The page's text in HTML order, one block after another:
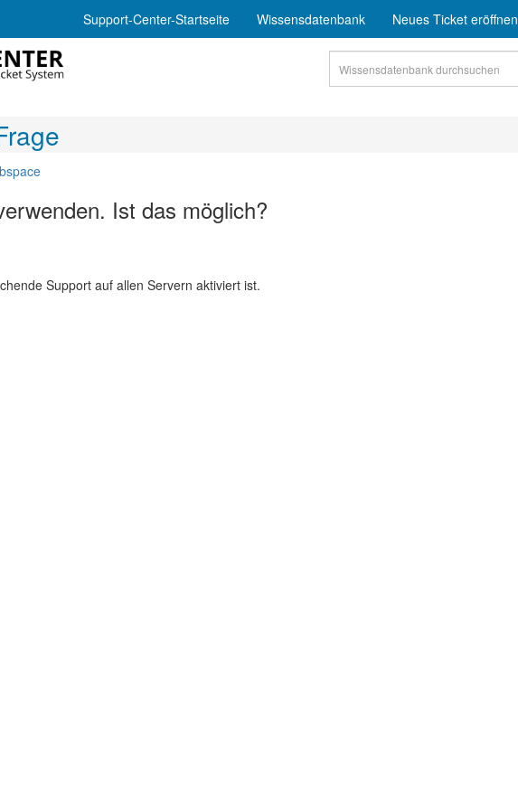
Support-Center-Startseite Wissensdatenbank Neues Ticket eröffnen
Ist das möglich?
Support auf allen Servern aktiviert ist.